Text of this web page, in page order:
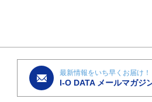
最新情報をいち早くお届け！
I-O DATA メールマガジ